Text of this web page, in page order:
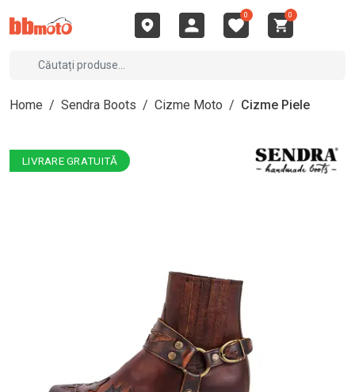
0 0
Home / Sendra Boots / Cizme Moto / Cizme Piele
LIVRARE GRATUITĂ